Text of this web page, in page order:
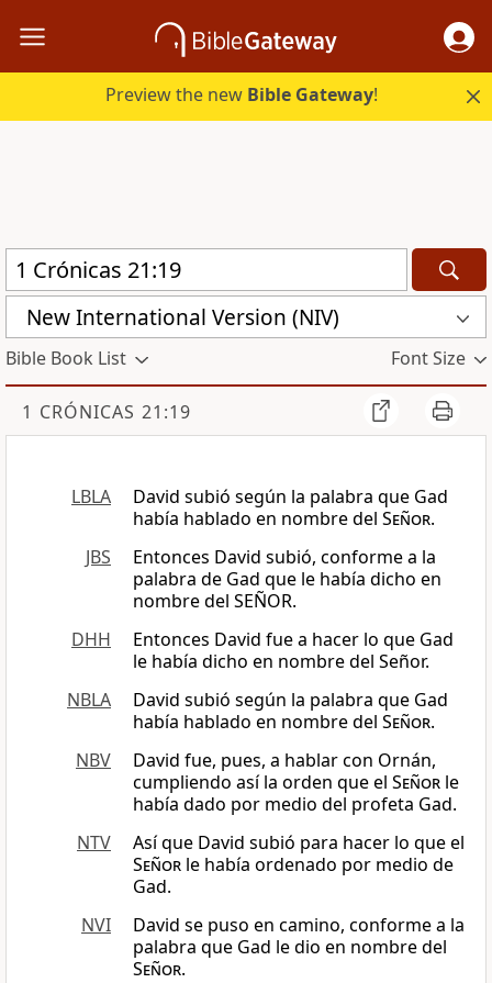
Preview the new Bible Gateway!
New International Version (NIV)
Bible Book List Font Size
1 CRÓNICAS 21:19
LBLA
David subió según la palabra que Gad
había hablado en nombre del Señor.
JBS
Entonces David subió, conforme a la
palabra de Gad que le había dicho en
nombre del SEÑOR.
DHH
Entonces David fue a hacer lo que Gad
le había dicho en nombre del Señor.
NBLA
David subió según la palabra que Gad
había hablado en nombre del Señor.
NBV
David fue, pues, a hablar con Ornán,
cumpliendo así la orden que el Señor le
había dado por medio del profeta Gad.
NTV
Así que David subió para hacer lo que el
Señor le había ordenado por medio de
Gad.
NVI
David se puso en camino, conforme a la
palabra que Gad le dio en nombre del
Señor.